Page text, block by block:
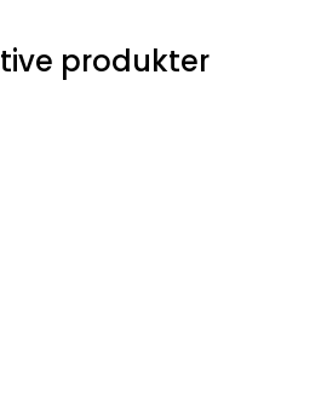
produkter